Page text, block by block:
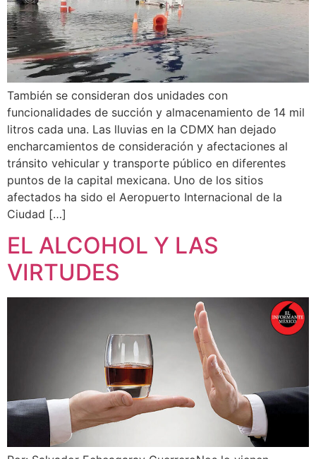
También se consideran dos unidades con
funcionalidades de succión y almacenamiento de 14 mil
litros cada una. Las lluvias en la CDMX han dejado
encharcamientos de consideración y afectaciones al
tránsito vehicular y transporte público en diferentes
puntos de la capital mexicana. Uno de los sitios
afectados ha sido el Aeropuerto Internacional de la
Ciudad […]
EL ALCOHOL Y LAS
VIRTUDES